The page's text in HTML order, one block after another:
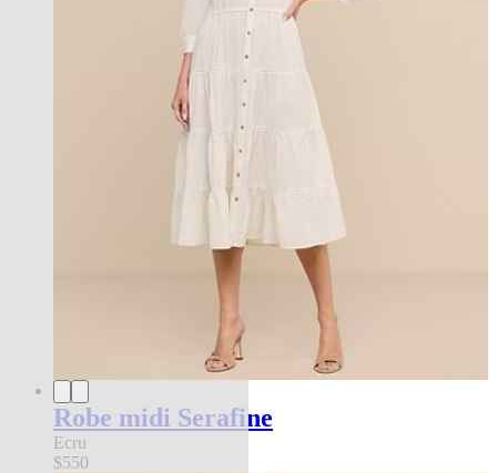
Robe midi Serafine
Ecru
$550